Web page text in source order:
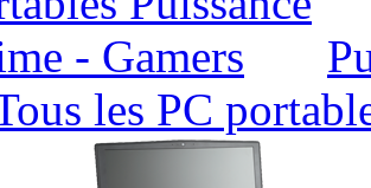
les PC